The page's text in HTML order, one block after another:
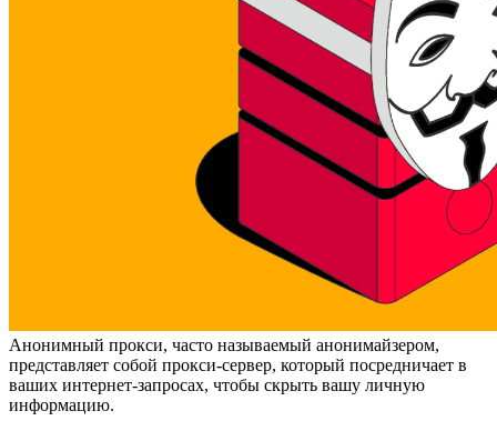
Анонимный прокси, часто называемый анонимайзером,
представляет собой прокси-сервер, который посредничает в
ваших интернет-запросах, чтобы скрыть вашу личную
информацию.